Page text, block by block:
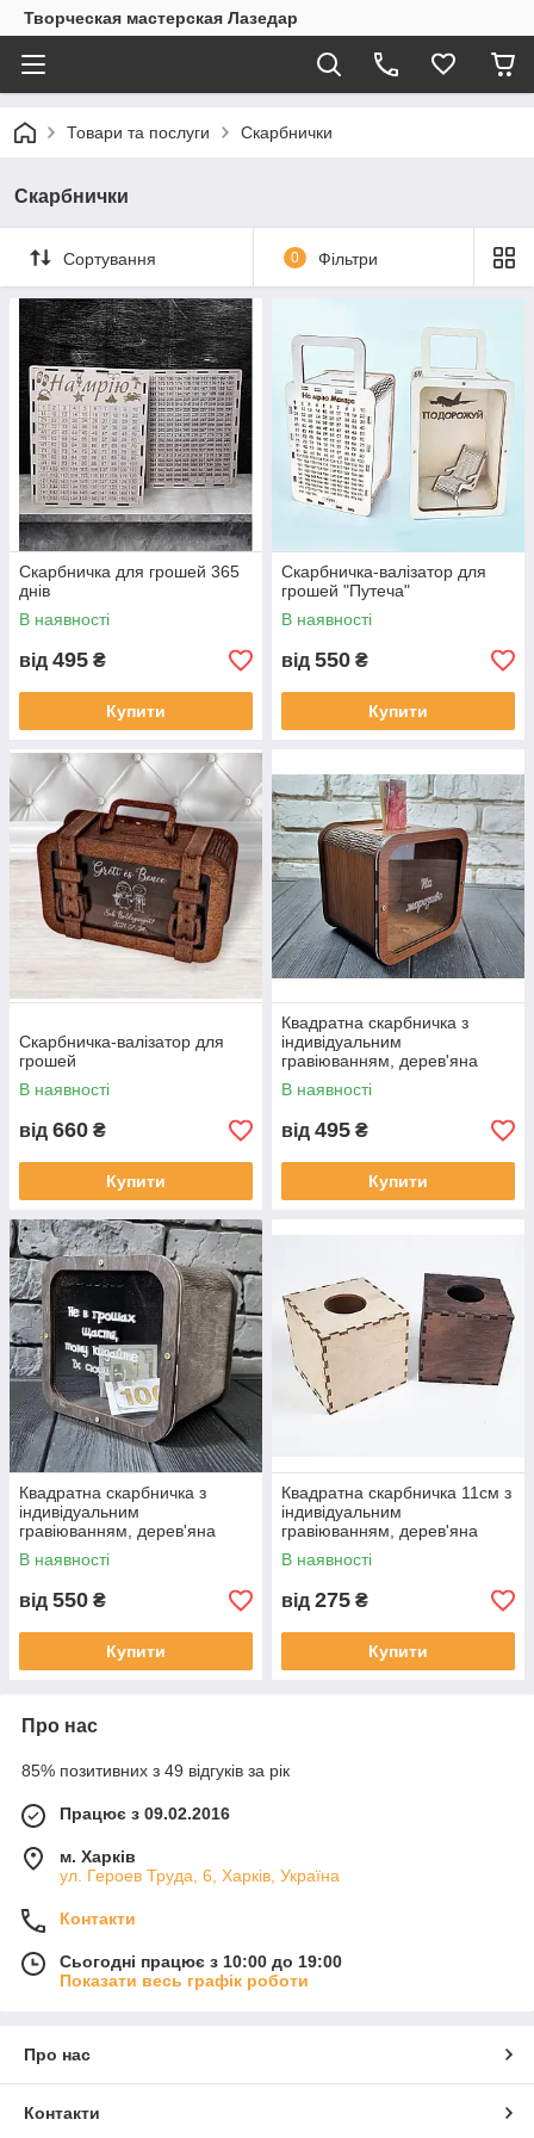
Творческая мастерская Лазедар
Товари та послуги Скарбнички
Скарбнички
Сортування 0 Фільтри
Скарбничка для грошей 365
днів
В наявності
від 495 ₴
Купити
Скарбничка-валізатор для
грошей "Путеча"
В наявності
від 550 ₴
Купити
Скарбничка-валізатор для
грошей
В наявності
від 660 ₴
Купити
Квадратна скарбничка з
індивідуальним
гравіюванням, дерев'яна
скарбничка-кубик
В наявності
від 495 ₴
Купити
Квадратна скарбничка з
індивідуальним
гравіюванням, дерев'яна
скарбничка-кубик
В наявності
від 550 ₴
Купити
Квадратна скарбничка 11см з
індивідуальним
гравіюванням, дерев'яна
скарбничка-кубик
В наявності
від 275 ₴
Купити
Про нас
85% позитивних з 49 відгуків за рік
Працює з 09.02.2016
м. Харків
ул. Героев Труда, 6, Харків, Україна
Контакти
Сьогодні працює з 10:00 до 19:00
Показати весь графік роботи
Про нас
Контакти